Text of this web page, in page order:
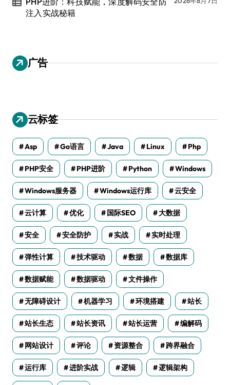
注入实战秘籍
广告
云标签
Asp Go语言 Java Linux Php
PHP安全 PHP进阶 Python Windows
Windows服务器 Windows运行库 云安全
云计算 优化 国际SEO 大数据
安全 安全防护 实战 实时处理
弹性计算 技术驱动 数据 数据库
数据赋能 数据驱动 文件操作
无障碍设计 机器学习 环境搭建 站长
站长生态 站长资讯 站长运营 编解码
网站设计 评论 资源整合 跨界融合
运行库 进阶实战 逻辑 逻辑架构